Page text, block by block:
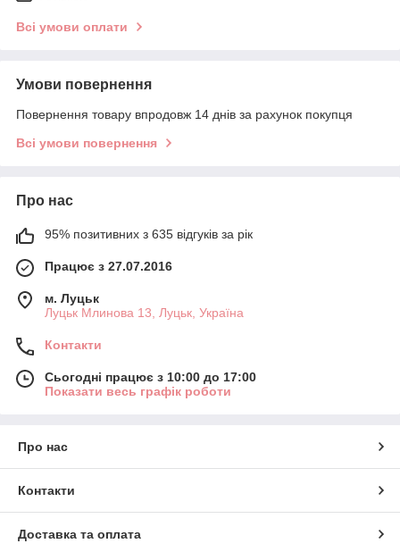
Всі умови оплати
Умови повернення
Повернення товару впродовж 14 днів за рахунок покупця
Всі умови повернення
Про нас
95% позитивних з 635 відгуків за рік
Працює з 27.07.2016
м. Луцьк
Луцьк Млинова 13, Луцьк, Україна
Контакти
Сьогодні працює з 10:00 до 17:00
Показати весь графік роботи
Про нас
Контакти
Доставка та оплата